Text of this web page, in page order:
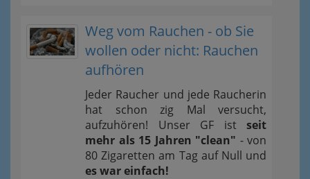
Weg vom Rauchen - ob Sie
wollen oder nicht: Rauchen
aufhören
Jeder Raucher und jede Raucherin
hat schon zig Mal versucht,
aufzuhören! Unser GF ist seit
mehr als 15 Jahren "clean" - von
80 Zigaretten am Tag auf Null und
es war einfach!